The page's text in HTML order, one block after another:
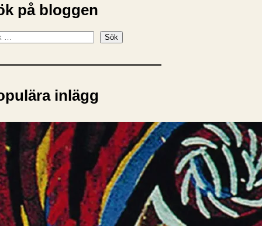
på bloggen
Sök
inlägg
författare